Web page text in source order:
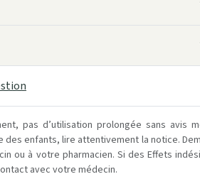
pas d’utilisation prolongée sans avis
enfants, lire attentivement la notice.
ou à votre pharmacien. Si des Effets
avec votre médecin.